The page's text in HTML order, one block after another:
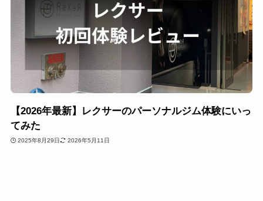
【2026年最新】レクサーのパーソナルジム体験にいっ
てみた
2025年8月29日 2026年5月11日